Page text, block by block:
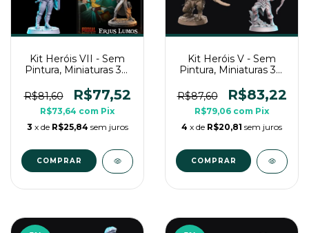
Kit Heróis VII - Sem
Pintura, Miniaturas 3D
Mesa
R$81,60 R$77,52
R$73,64 com Pix
3 x de R$25,84 sem juros
COMPRAR
Kit Heróis V - Sem
Pintura, Miniaturas 3D
Mesa
R$87,60 R$83,22
R$79,06 com Pix
4 x de R$20,81 sem juros
COMPRAR